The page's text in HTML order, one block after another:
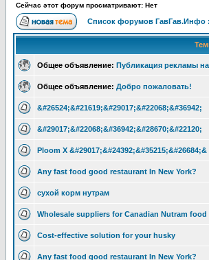
Сейчас этот форум просматривают: Нет
Список форумов ГавГав.Инфо
Общее объявление: Публикация рекламы
Общее объявление: Добро пожаловать!
&#26524;&#21619;&#29017;&#22068;&#36942;
&#29017;&#22068;&#36942;&#28670;&#22120;
Ploom X &#29017;&#24392;&#35215;&#26684;&
Any fast food good restaurant In New York?
сухой корм нутрам
Wholesale suppliers for Canadian Nutram food
Cost-effective solution for your husky
Any fast food good restaurant In New York?